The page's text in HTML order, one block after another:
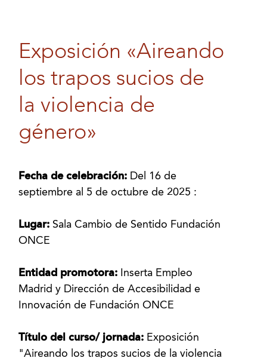
Exposición «Aireando
los trapos sucios de
la violencia de
género»
Fecha de celebración: Del 16 de
septiembre al 5 de octubre de 2025 :
Lugar: Sala Cambio de Sentido Fundación
ONCE
Entidad promotora:
Inserta Empleo
Madrid y Dirección de Accesibilidad e
Innovación de Fundación ONCE
Título del curso/ jornada: Exposición
"Aireando los trapos sucios de la violencia